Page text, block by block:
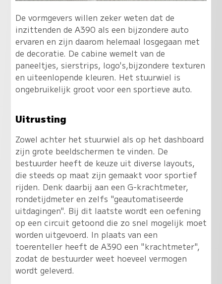
De vormgevers willen zeker weten dat de
inzittenden de A390 als een bijzondere auto
ervaren en zijn daarom helemaal losgegaan met
de decoratie. De cabine wemelt van de
paneeltjes, sierstrips, logo's,bijzondere texturen
en uiteenlopende kleuren. Het stuurwiel is
ongebruikelijk groot voor een sportieve auto.
Uitrusting
Zowel achter het stuurwiel als op het dashboard
zijn grote beeldschermen te vinden. De
bestuurder heeft de keuze uit diverse layouts,
die steeds op maat zijn gemaakt voor sportief
rijden. Denk daarbij aan een G-krachtmeter,
rondetijdmeter en zelfs "geautomatiseerde
uitdagingen". Bij dit laatste wordt een oefening
op een circuit getoond die zo snel mogelijk moet
worden uitgevoerd. In plaats van een
toerenteller heeft de A390 een "krachtmeter",
zodat de bestuurder weet hoeveel vermogen
wordt geleverd.